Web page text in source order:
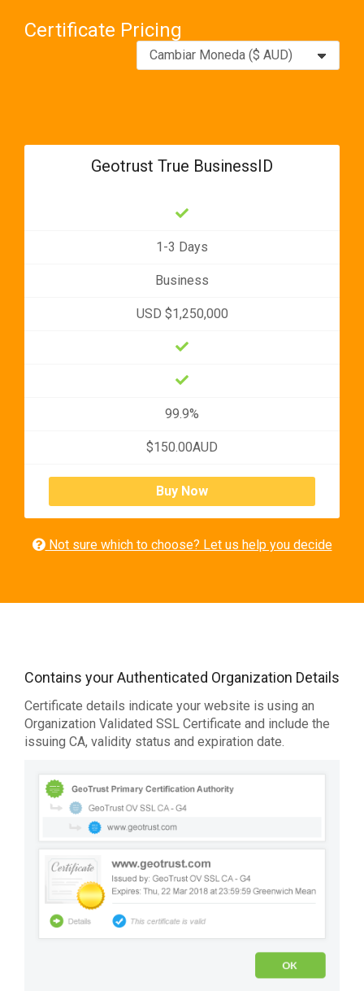
Certificate Pricing
Geotrust True BusinessID
1-3 Days
Business
USD $1,250,000
99.9%
$150.00AUD
Buy Now
Not sure which to choose? Let us help you decide
Contains your Authenticated Organization Details
Certificate details indicate your website is using an
Organization Validated SSL Certificate and include the
issuing CA, validity status and expiration date.